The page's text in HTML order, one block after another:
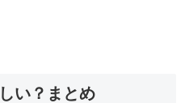
い？まとめ